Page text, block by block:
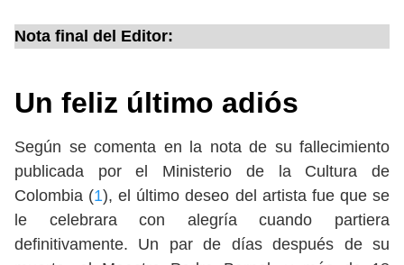
Nota final del Editor:
Un feliz último adiós
Según se comenta en la nota de su fallecimiento
publicada por el Ministerio de la Cultura de
Colombia (1), el último deseo del artista fue que se
le celebrara con alegría cuando partiera
definitivamente. Un par de días después de su